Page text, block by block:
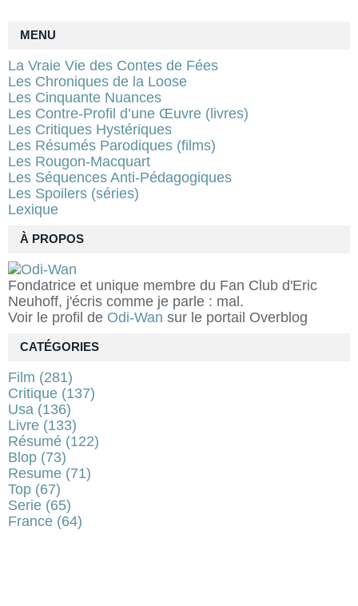
À PROPOS
Fondatrice et unique membre du Fan Club d'Eric
Neuhoff, j'écris comme je parle : mal.
Voir le profil de Odi-Wan sur le portail Overblog
MENU
La Vraie Vie des Contes de Fées
Les Chroniques de la Loose
Les Cinquante Nuances
Les Contre-Profil d’une Œuvre (livres)
Les Critiques Hystériques
Les Résumés Parodiques (films)
Les Rougon-Macquart
Les Séquences Anti-Pédagogiques
Les Spoilers (séries)
Lexique
CATÉGORIES
Film (281)
Critique (137)
Usa (136)
Livre (133)
Résumé (122)
Blop (73)
Resume (71)
Top (67)
Serie (65)
France (64)